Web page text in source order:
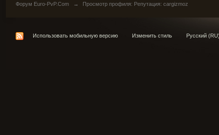
Форум Euro-PvP.Com → Просмотр профиля: Репутация: cargizmoz
Использовать мобильную версию Изменить стиль Русский